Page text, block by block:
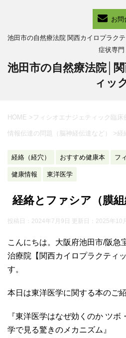
お問
池田市の自然療法院 関西カイロプラク
症状専門
池田市の自然療法院│
ィッ
HOME > フィシオエナジェティック臨床
情報伝達の問題（脳神経伝達など） >経
経絡（経穴） おすすめ健康本 フ
健康情報 東洋医学
経絡とファシア（膜
投稿日：2024年7月9日 更新日： 2025年10
こんにちは。大阪府池田市/阪急
治療院【関西カイロプラクティ
す。
本日は東洋医学に関する本のご紹
『東洋医学はなぜ効くのか ツ
学で見る驚きのメカニズム』